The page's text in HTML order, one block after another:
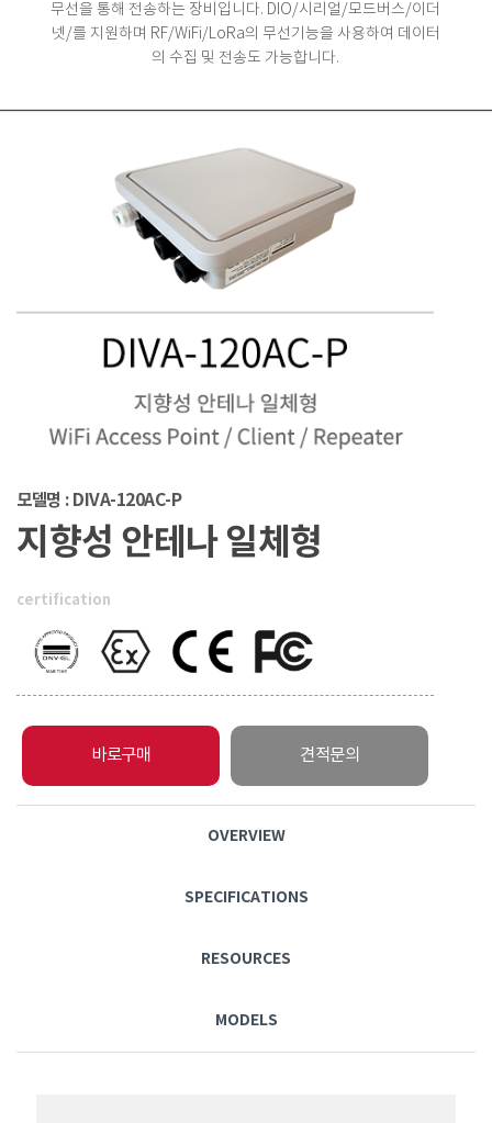
무선을 통해 전송하는 장비입니다. DIO/시리얼/모드버스/이더
넷/를 지원하며 RF/WiFi/LoRa의 무선기능을 사용하여 데이터
의 수집 및 전송도 가능합니다.
모델명 : DIVA-120AC-P
지향성 안테나 일체형
certification
바로구매 견적문의
OVERVIEW
SPECIFICATIONS
RESOURCES
MODELS